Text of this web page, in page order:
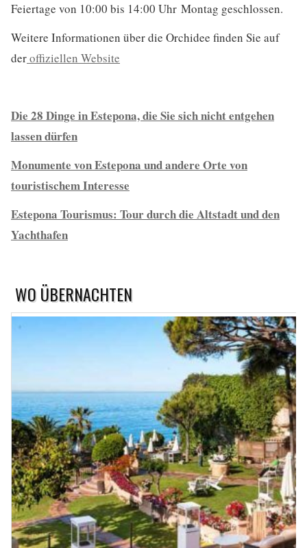
Feiertage von 10:00 bis 14:00 Uhr Montag geschlossen.
Weitere Informationen über die Orchidee finden Sie auf
deroffiziellen Website
Die 28 Dinge in Estepona, die Sie sich nicht entgehen
lassen dürfen
Monumente von Estepona und andere Orte von
touristischem Interesse
Estepona Tourismus: Tour durch die Altstadt und den
Yachthafen
WO ÜBERNACHTEN